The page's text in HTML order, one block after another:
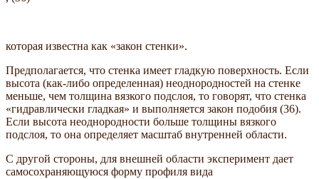
которая известна как «закон стенки».
Предполагается, что стенка имеет гладкую поверхность. Если
высота (как-либо определенная) неоднородностей на стенке
меньше, чем толщина вязкого подслоя, то говорят, что стенка
«гидравлически гладкая» и выполняется закон подобия (36).
Если высота неоднородности больше толщины вязкого
подслоя, то она определяет масштаб внутренней области.
С другой стороны, для внешней области эксперимент дает
самосохраняющуюся форму профиля вида